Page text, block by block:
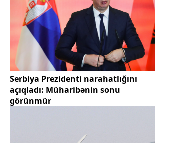
Serbiya Prezidenti narahatlığını
açıqladı: Müharibənin sonu
görünmür